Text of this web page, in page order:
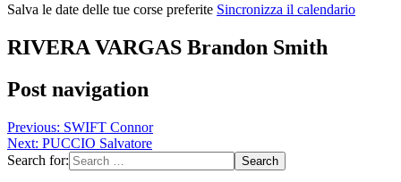
Salva le date delle tue corse preferite Sincronizza il calendario
RIVERA VARGAS Brandon Smith
Post navigation
Previous: SWIFT Connor
Next: PUCCIO Salvatore
Search for: